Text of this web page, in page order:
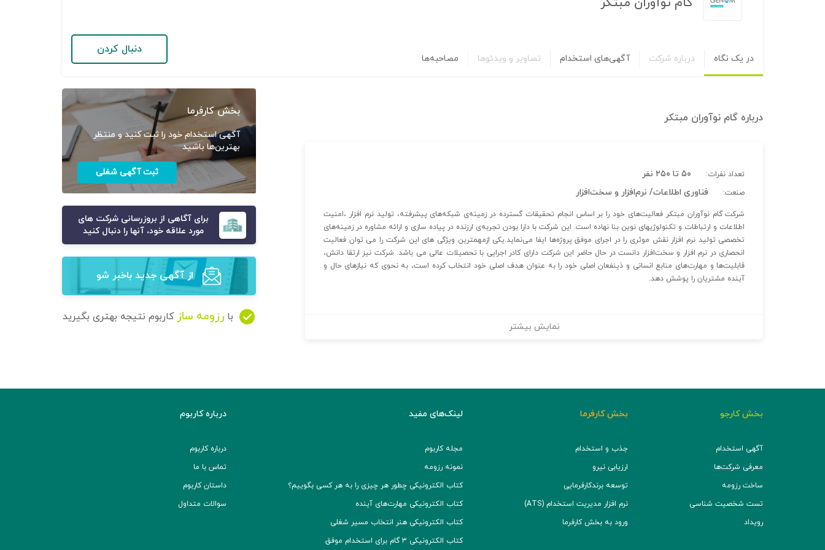
در یک نگاه درباره شرکت آگهی‌های استخدام تصاویر و ویدئوها مصاحبه‌ها
دنبال کردن
درباره گام نوآوران مبتکر
تعداد نفرات: ۵۰ تا ۲۵۰ نفر
صنعت: فناوری اطلاعات/ نرم‌افزار و سخت‌افزار
شرکت گام نوآوران مبتکر فعالیت‌های خود را بر اساس انجام تحقیقات گسترده در زمینه‌ی شبکه‌های پیشرفته، تولید نرم افزار ،امنیت
اطلاعات و ارتباطات و تکنولوژیهای نوین بنا نهاده است. این شرکت با دارا بودن تجربه‌ی ارزنده در پیاده سازی و ارائه مشاوره در زمینه‌های
تخصصی تولید نرم افزار نقش موثری را در اجرای موفق پروژه‌ها ایفا می‌نماید.یکی ازمهمترین ویژگی های این شرکت را می توان فعالیت
انحصاری در نرم افزار و سخت‌افزار دانست در حال حاضر این شرکت دارای کادر اجرایی با تحصیلات عالی می باشد. شرکت نیز ارتقا دانش،
قابلیت‌‌ها و مهارت‌های منابع انسانی و ذینفعان اصلی خود را به عنوان هدف اصلی خود انتخاب کرده است، به نحوی که نیازهای حال و
آینده مشتریان را پوشش دهد.
نمایش بیشتر
بخش کارفرما
آگهی استخدام خود را ثبت کنید و منتظر
بهترین‌ها باشید
ثبت آگهی شغلی
برای آگاهی از بروزرسانی شرکت های
مورد علاقه خود، آنها را دنبال کنید
از آگهی‌ جدید باخبر شو
با رزومه ساز کاربوم نتیجه بهتری بگیرید
بخش کارجو
آگهی استخدام
معرفی شرکت‌ها
ساخت رزومه
تست شخصیت شناسی
رویداد
بخش کارفرما
جذب و استخدام
ارزیابی نیرو
توسعه برند‌کارفرمایی
نرم افزار مدیریت استخدام (ATS)
ورود به بخش کارفرما
لینک‌های مفید
مجله کاربوم
نمونه رزومه
کتاب الکترونیکی چطور هر چیزی را به هر کسی بگوییم؟
کتاب الکترونیکی مهارت‌های آینده
کتاب الکترونیکی هنر انتخاب مسیر شغلی
کتاب الکترونیکی ۳ گام برای استخدام موفق
درباره کاربوم
درباره کاربوم
تماس با ما
داستان کاربوم
سوالات متداول